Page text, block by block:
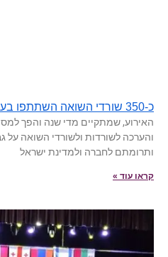
כ-350 שורדי השואה השתתפו בערב הוקרה מרגש בגבעתיים
האירוע, שמתקיים מדי שנה והפך
והערכה לשורדות ולשורדי השואה
ותרומתם לחברה ולמדינת ישראל
קראו עוד »